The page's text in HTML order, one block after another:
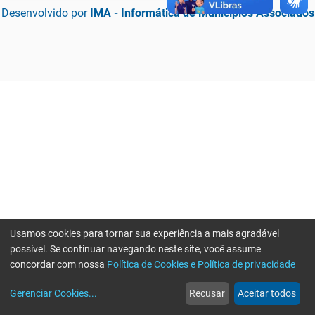
Desenvolvido por IMA - Informática de Municípios Associados
web
Notícias
more_horiz
Mais
Usamos cookies para tornar sua experiência a mais agradável
possível. Se continuar navegando neste site, você assume
concordar com nossa Política de Cookies e Política de privacidade
Gerenciar Cookies... Recusar Aceitar todos
Erro ao enviar informações, por favor tente novamente